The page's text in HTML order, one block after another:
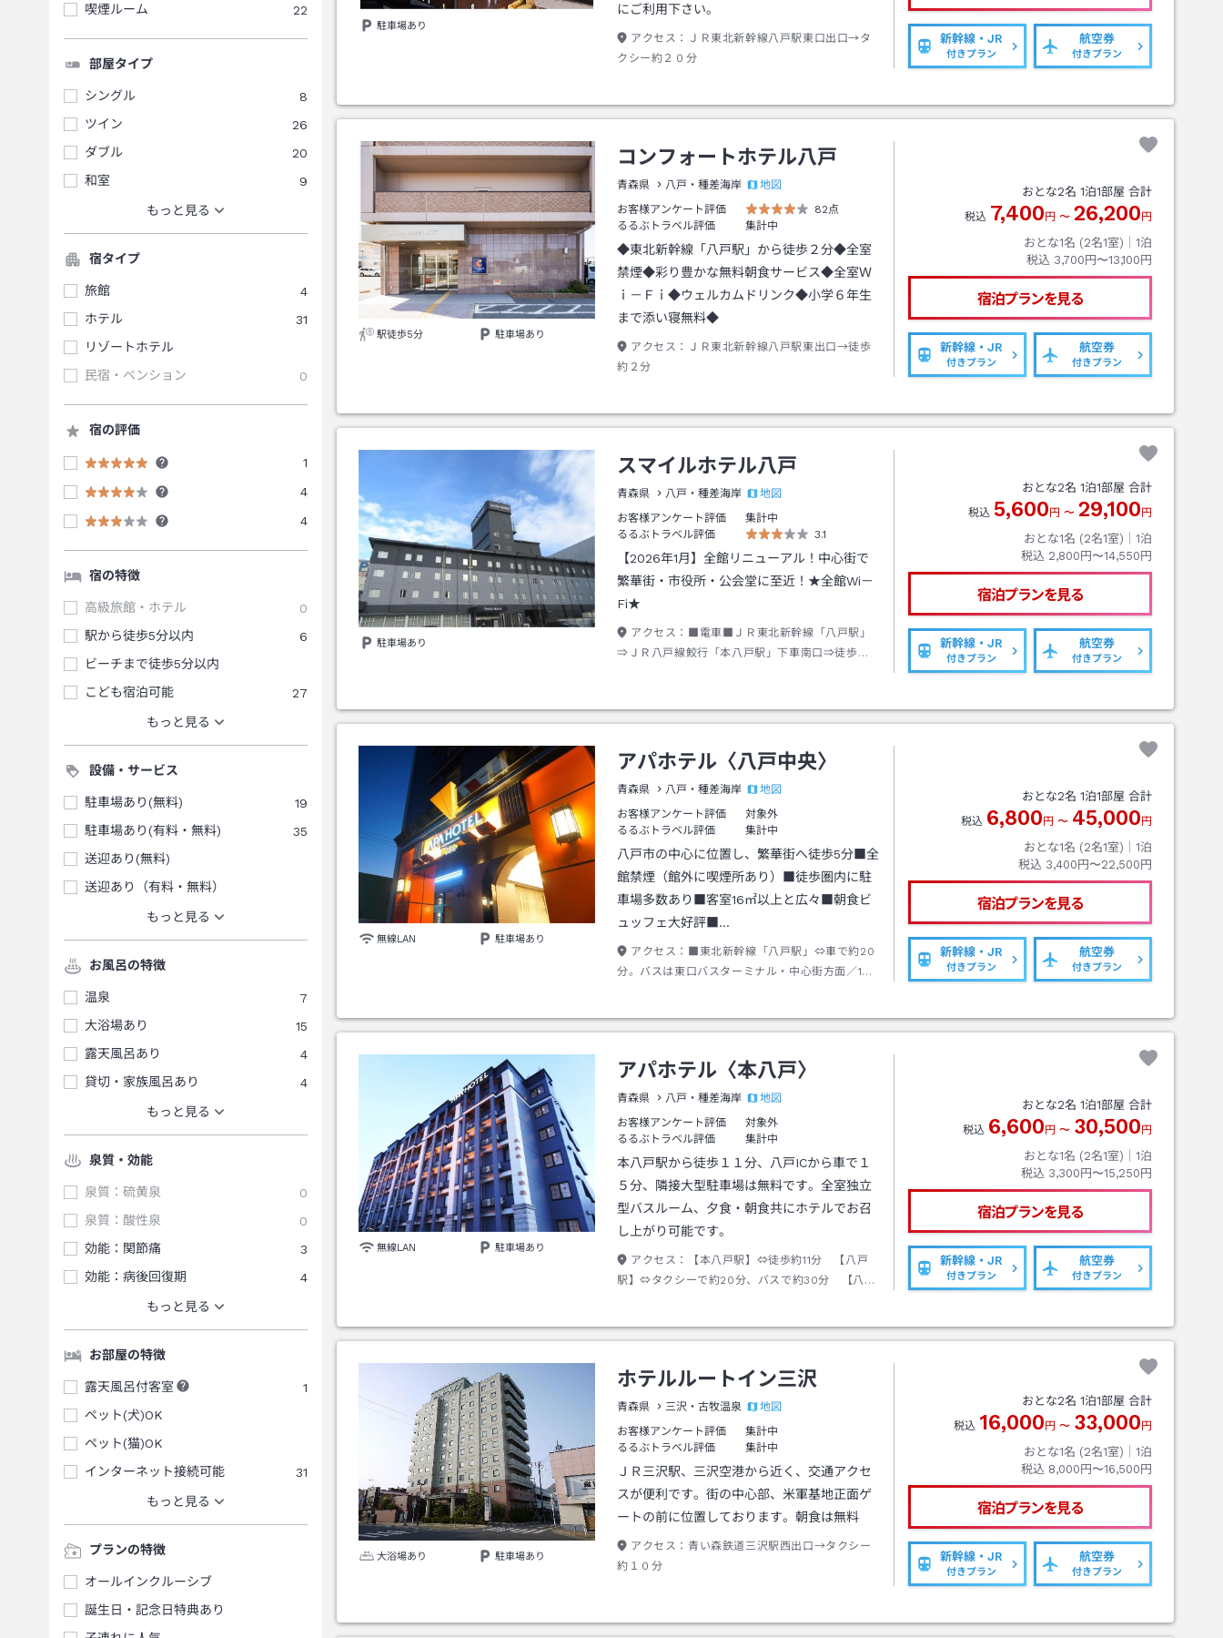
喫煙ルーム
22
部屋タイプ
シングル
8
ツイン
26
ダブル
20
和室
9
もっと見る
宿タイプ
旅館
4
ホテル
31
リゾートホテル
民宿・ペンション
0
宿の評価
1
4
4
宿の特徴
高級旅館・ホテル
0
駅から徒歩5分以内
6
ビーチまで徒歩5分以内
こども宿泊可能
27
もっと見る
設備・サービス
駐車場あり(無料)
19
駐車場あり(有料・無料)
35
送迎あり(無料)
送迎あり（有料・無料）
もっと見る
お風呂の特徴
温泉
7
大浴場あり
15
露天風呂あり
4
貸切・家族風呂あり
4
もっと見る
泉質・効能
泉質：硫黄泉
0
泉質：酸性泉
0
効能：関節痛
3
効能：病後回復期
4
もっと見る
お部屋の特徴
露天風呂付客室
1
ペット(犬)OK
ペット(猫)OK
インターネット接続可能
31
もっと見る
プランの特徴
オールインクルーシブ
誕生日・記念日特典あり
駐車場あり
にご利用下さい。
アクセス：
ＪＲ東北新幹線八戸駅東口出口→タ
クシー約２０分
新幹線・JR
付きプラン
航空券
付きプラン
駅徒歩5分 駐車場あり
コンフォートホテル八戸
青森県 八戸・種差海岸
地図
お客様アンケート評価
82点
るるぶトラベル評価
集計中
◆東北新幹線「八戸駅」から徒歩２分◆全室
禁煙◆彩り豊かな無料朝食サービス◆全室Ｗ
ｉ－Ｆｉ◆ウェルカムドリンク◆小学６年生
まで添い寝無料◆
アクセス：
ＪＲ東北新幹線八戸駅東出口→徒歩
約２分
おとな2名 1泊1部屋 合計
税込 7,400 円 〜 26,200 円
おとな1名 (2名1室)｜ 1泊
税込 3,700円〜13,100円
宿泊プランを見る
新幹線・JR
付きプラン
航空券
付きプラン
駐車場あり
スマイルホテル八戸
青森県 八戸・種差海岸
地図
お客様アンケート評価
集計中
るるぶトラベル評価
3.1
【2026年1月】全館リニューアル！中心街で
繁華街・市役所・公会堂に至近！★全館Wi－
Fi★
アクセス：
■電車■ＪＲ東北新幹線「八戸駅」
⇒ＪＲ八戸線鮫行「本八戸駅」下車南口⇒徒歩約
３分（目標：さくら野百貨店裏）
おとな2名 1泊1部屋 合計
税込 5,600 円 〜 29,100 円
おとな1名 (2名1室)｜ 1泊
税込 2,800円〜14,550円
宿泊プランを見る
新幹線・JR
付きプラン
航空券
付きプラン
無線LAN 駐車場あり
アパホテル〈八戸中央〉
青森県 八戸・種差海岸
地図
お客様アンケート評価
対象外
るるぶトラベル評価
集計中
八戸市の中心に位置し、繁華街へ徒歩5分■全
館禁煙（館外に喫煙所あり）■徒歩圏内に駐
車場多数あり■客室16㎡以上と広々■朝食ビ
ュッフェ大好評■…
アクセス：
■東北新幹線「八戸駅」⇔車で約20
分。バスは東口バスターミナル・中心街方面／1
から徒歩約18分 ■三沢空港⇒連絡バスで約50分、
おとな2名 1泊1部屋 合計
税込 6,800 円 〜 45,000 円
おとな1名 (2名1室)｜ 1泊
税込 3,400円〜22,500円
宿泊プランを見る
新幹線・JR
付きプラン
航空券
付きプラン
無線LAN 駐車場あり
アパホテル〈本八戸〉
青森県 八戸・種差海岸
地図
お客様アンケート評価
対象外
るるぶトラベル評価
集計中
本八戸駅から徒歩１１分、八戸ICから車で１
５分、隣接大型駐車場は無料です。全室独立
型バスルーム、夕食・朝食共にホテルでお召
し上がり可能です。
アクセス：
【本八戸駅】⇔徒歩約11分 【八戸
駅】⇔タクシーで約20分、バスで約30分 【八戸
おとな2名 1泊1部屋 合計
税込 6,600 円 〜 30,500 円
おとな1名 (2名1室)｜ 1泊
税込 3,300円〜15,250円
宿泊プランを見る
新幹線・JR
付きプラン
航空券
付きプラン
大浴場あり 駐車場あり
ホテルルートイン三沢
青森県 三沢・古牧温泉
地図
お客様アンケート評価
集計中
るるぶトラベル評価
集計中
ＪＲ三沢駅、三沢空港から近く、交通アクセ
スが便利です。街の中心部、米軍基地正面ゲ
ートの前に位置しております。朝食は無料
アクセス： 青い森鉄道三沢駅西出口→タクシー
約１０分
おとな2名 1泊1部屋 合計
税込 16,000 円 〜 33,000 円
おとな1名 (2名1室)｜ 1泊
税込 8,000円〜16,500円
宿泊プランを見る
新幹線・JR
付きプラン
航空券
付きプラン